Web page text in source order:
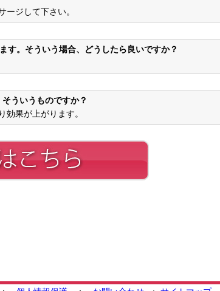
ージして下さい。
す。そういう場合、どうしたら良いですか？
ういうものですか？
効果が上がります。